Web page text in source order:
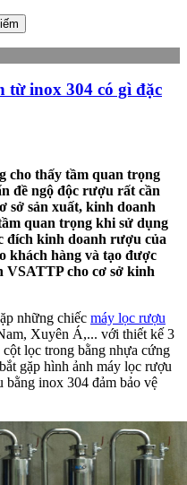
từ inox 304 có gì đặc
cho thấy tầm quan trọng
đề ngộ độc rượu rất cần
sở sản xuất, kinh doanh
quan trọng khi sử dụng
đích kinh doanh rượu của
khách hàng và tạo được
VSATTP cho cơ sở kinh
những chiếc máy lọc rượu
Xuyên Á,... với thiết kế 3
lọc trong bằng nhựa cứng
gặp hình ảnh máy lọc rượu
bằng inox 304 đảm bảo vệ